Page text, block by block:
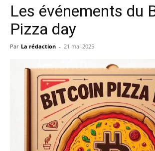
Les événements du
Pizza day
Par La rédaction - 21 mai 2025